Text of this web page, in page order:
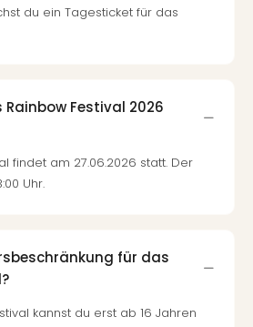
du ein Tagesticket für das
Festival 2026
findet am 27.06.2026 statt. Der
Uhr.
für das
kannst du erst ab 16 Jahren